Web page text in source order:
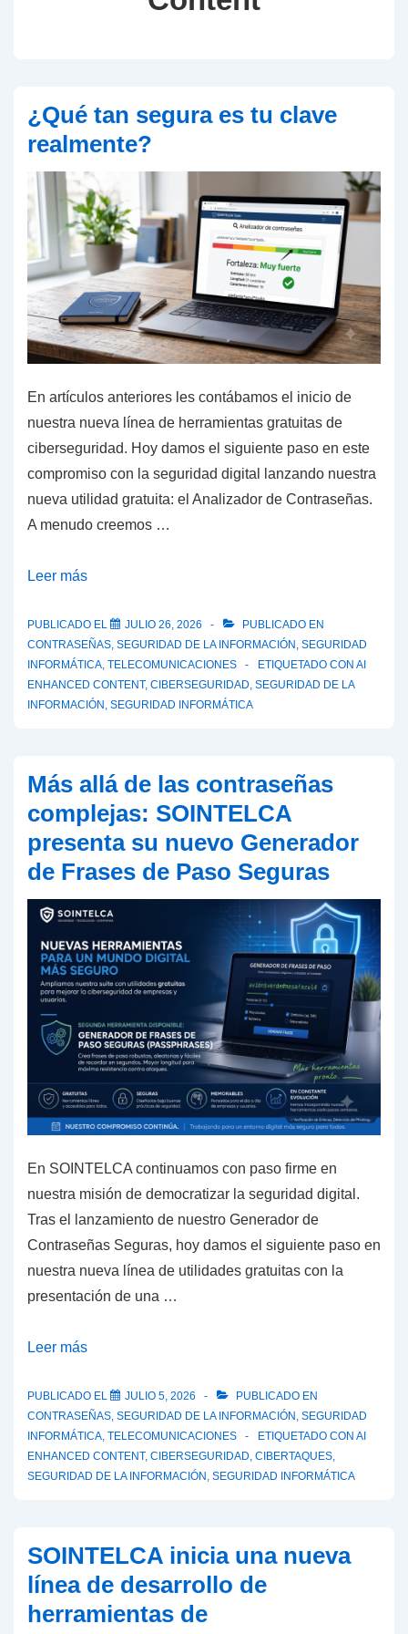
¿Qué tan segura es tu clave
realmente?
En artículos anteriores les contábamos el inicio de
nuestra nueva línea de herramientas gratuitas de
ciberseguridad. Hoy damos el siguiente paso en este
compromiso con la seguridad digital lanzando nuestra
nueva utilidad gratuita: el Analizador de Contraseñas.
A menudo creemos …
¿Qué
segura
es
tu
clave
Leer más
PUBLICADO EL JULIO 26, 2026
PUBLICADO EN
CONTRASEÑAS, SEGURIDAD DE LA INFORMACIÓN , SEGURIDAD
INFORMÁTICA, TELECOMUNICACIONES ETIQUETADO CON AI
ENHANCED CONTENT, CIBERSEGURIDAD, SEGURIDAD DE LA
INFORMACIÓN , SEGURIDAD INFORMÁTICA
Más allá de las contraseñas
complejas: SOINTELCA
presenta su nuevo Generador
de Frases de Paso Seguras
En SOINTELCA continuamos con paso firme en
nuestra misión de democratizar la seguridad digital.
Tras el lanzamiento de nuestro Generador de
Contraseñas Seguras, hoy damos el siguiente paso en
nuestra nueva línea de utilidades gratuitas con la
presentación de una …
Más
de
las
contraseñas
complejas:
su
nuevo
Generador
de
Leer más
PUBLICADO EL JULIO 5, 2026
PUBLICADO EN
CONTRASEÑAS, SEGURIDAD DE LA INFORMACIÓN, SEGURIDAD
INFORMÁTICA, TELECOMUNICACIONES ETIQUETADO CON AI
ENHANCED CONTENT, CIBERSEGURIDAD, CIBERTAQUES,
SEGURIDAD DE LA INFORMACIÓN, SEGURIDAD INFORMÁTICA
SOINTELCA inicia una nueva
línea de desarrollo de
herramientas de